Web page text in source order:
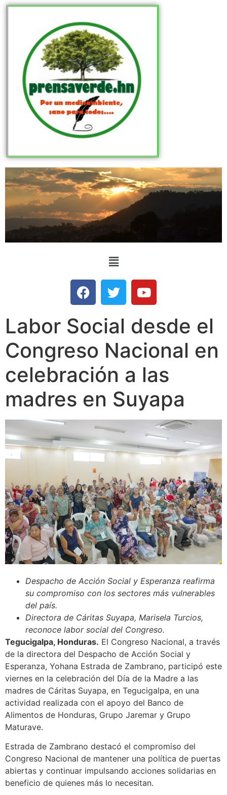
Labor Social desde el
Congreso Nacional en
celebración a las
madres en Suyapa
Despacho de Acción Social y Esperanza reafirma
su compromiso con los sectores más vulnerables
del país.
Directora de Cáritas Suyapa, Marisela Turcios,
reconoce labor social del Congreso.
Tegucigalpa, Honduras. El Congreso Nacional, a través
de la directora del Despacho de Acción Social y
Esperanza, Yohana Estrada de Zambrano, participó este
viernes en la celebración del Día de la Madre a las
madres de Cáritas Suyapa, en Tegucigalpa, en una
actividad realizada con el apoyo del Banco de
Alimentos de Honduras, Grupo Jaremar y Grupo
Maturave.
Estrada de Zambrano destacó el compromiso del
Congreso Nacional de mantener una política de puertas
abiertas y continuar impulsando acciones solidarias en
beneficio de quienes más lo necesitan.